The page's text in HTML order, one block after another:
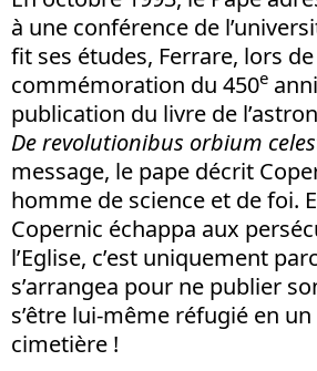
à une conférence de
fit ses études, Ferrare, lors
commémoration du 450e
publication du livre de
De revolutionibus orbium
message, le pape décrit
homme de science et de foi.
Copernic échappa aux
l’Eglise, c’est uniquement
s’arrangea pour ne publier
s’être lui-même réfugié en
cimetière !